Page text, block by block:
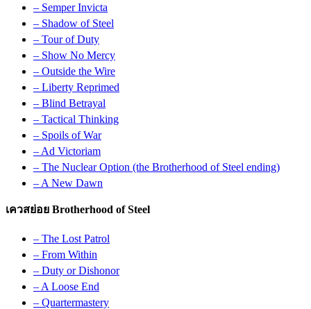
– Semper Invicta
– Shadow of Steel
– Tour of Duty
– Show No Mercy
– Outside the Wire
– Liberty Reprimed
– Blind Betrayal
– Tactical Thinking
– Spoils of War
– Ad Victoriam
– The Nuclear Option (the Brotherhood of Steel ending)
– A New Dawn
เควสย่อย Brotherhood of Steel
– The Lost Patrol
– From Within
– Duty or Dishonor
– A Loose End
– Quartermastery